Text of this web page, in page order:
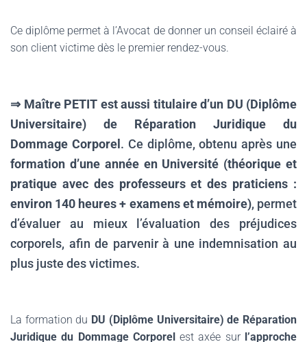
Ce diplôme permet à l’Avocat de donner un conseil éclairé à
son client victime dès le premier rendez-vous.
⇒ Maître PETIT est aussi titulaire d’un DU (Diplôme
Universitaire) de Réparation Juridique du
Dommage Corporel . Ce diplôme, obtenu après une
formation d’une année en Université (théorique et
pratique avec des professeurs et des praticiens :
environ 140 heures + examens et mémoire), permet
d’évaluer au mieux l’évaluation des préjudices
corporels, afin de parvenir à une indemnisation au
plus juste des victimes.
La formation du DU (Diplôme Universitaire) de Réparation
Juridique du Dommage Corporel est axée sur l’approche